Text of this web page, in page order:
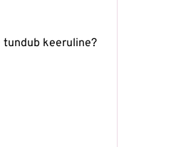
tundub keeruline?